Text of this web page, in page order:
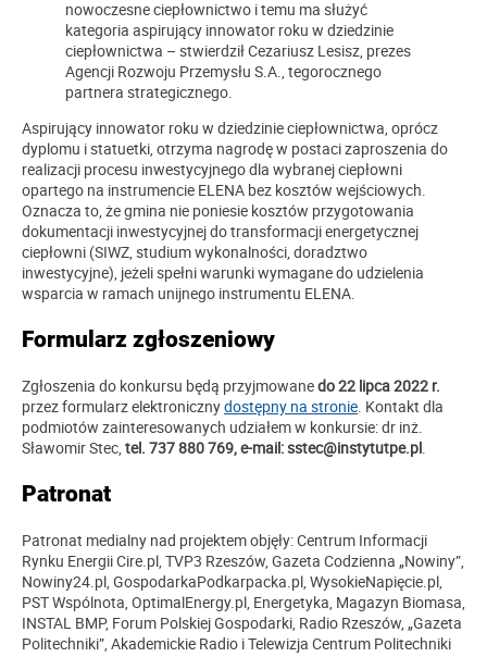
nowoczesne ciepłownictwo i temu ma służyć
kategoria aspirujący innowator roku w dziedzinie
ciepłownictwa – stwierdził Cezariusz Lesisz, prezes
Agencji Rozwoju Przemysłu S.A., tegorocznego
partnera strategicznego.
Aspirujący innowator roku w dziedzinie ciepłownictwa, oprócz
dyplomu i statuetki, otrzyma nagrodę w postaci zaproszenia do
realizacji procesu inwestycyjnego dla wybranej ciepłowni
opartego na instrumencie ELENA bez kosztów wejściowych.
Oznacza to, że gmina nie poniesie kosztów przygotowania
dokumentacji inwestycyjnej do transformacji energetycznej
ciepłowni (SIWZ, studium wykonalności, doradztwo
inwestycyjne), jeżeli spełni warunki wymagane do udzielenia
wsparcia w ramach unijnego instrumentu ELENA.
Formularz zgłoszeniowy
Zgłoszenia do konkursu będą przyjmowanedo 22 lipca 2022 r.
przez formularz elektronicznydostępny na stronie . Kontakt dla
podmiotów zainteresowanych udziałem w konkursie: dr inż.
Sławomir Stec, tel. 737 880 769, e-mail: sstec@instytutpe.pl
Patronat
Patronat medialny nad projektem objęły: Centrum Informacji
Rynku Energii Cire.pl, TVP3 Rzeszów, Gazeta Codzienna „Nowiny”,
Nowiny24.pl, GospodarkaPodkarpacka.pl, WysokieNapięcie.pl,
PST Wspólnota, OptimalEnergy.pl, Energetyka, Magazyn Biomasa,
INSTAL BMP, Forum Polskiej Gospodarki, Radio Rzeszów, „Gazeta
Politechniki”, Akademickie Radio i Telewizja Centrum Politechniki